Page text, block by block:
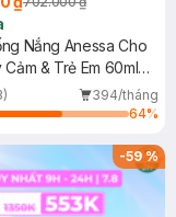
Nắng Anessa Cho
Cảm & Trẻ Em 60ml
394/tháng
64%
-59%